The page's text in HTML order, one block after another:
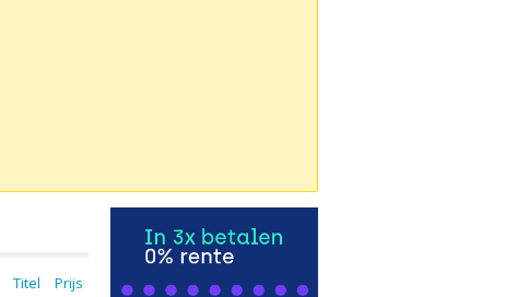
Titel Prijs